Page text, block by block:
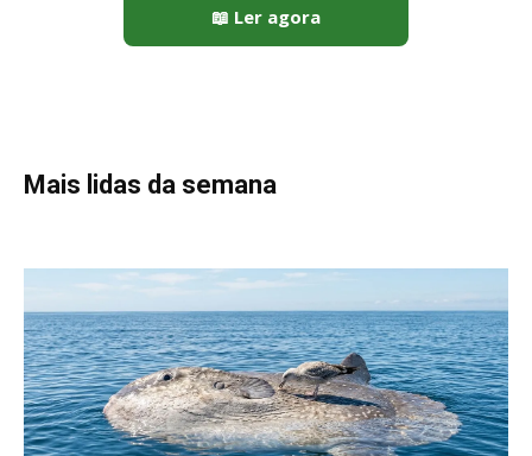
Peixe-lua emerge horizontalmente na superfície oceânica para
permitir que aves marinhas removam ectoparasitas